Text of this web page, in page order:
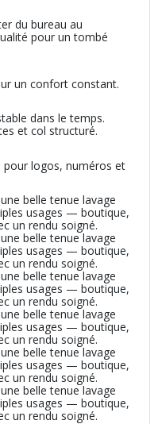
du bureau au
pour un tombé
un confort constant.
dans le temps.
et col structuré.
logos, numéros et
belle tenue lavage
usages — boutique,
un rendu soigné.
belle tenue lavage
usages — boutique,
un rendu soigné.
belle tenue lavage
usages — boutique,
un rendu soigné.
belle tenue lavage
usages — boutique,
un rendu soigné.
belle tenue lavage
usages — boutique,
un rendu soigné.
belle tenue lavage
usages — boutique,
un rendu soigné.